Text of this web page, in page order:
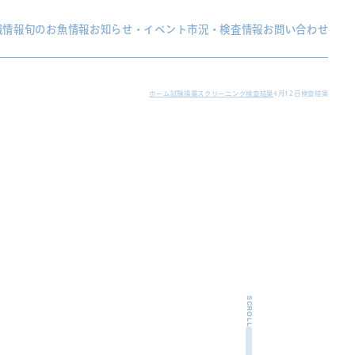
情報旬のお魚情報お知らせ・イベント市況・検査情報お問い合わせ
ホーム 試験操業スクリーニング検査結果4月12日検査結果
SCROLL